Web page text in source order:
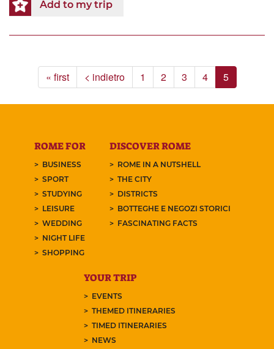
Add to my trip
« first < indietro 1 2 3 4 5
ROME FOR
BUSINESS
SPORT
STUDYING
LEISURE
WEDDING
NIGHT LIFE
SHOPPING
DISCOVER ROME
ROME IN A NUTSHELL
THE CITY
DISTRICTS
BOTTEGHE E NEGOZI STORICI
FASCINATING FACTS
YOUR TRIP
EVENTS
THEMED ITINERARIES
TIMED ITINERARIES
NEWS